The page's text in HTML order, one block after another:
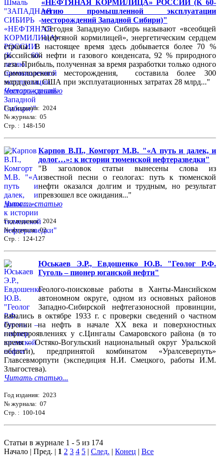
«НЕФТЯНАЯ КОРМИЛИЦА» РОССИИ (К 60-
летию промышленной эксплуатации
месторождений Западной Сибири)"
"Сегодня Западную Сибирь называют «всеобщей
«нефтяной кормилицей», энергетическим сердцем
страны. В настоящее время здесь добывается более 70 %
российской нефти и газового конденсата, 92 % природного
газа. Прибыль, полученная за время разработки только одного
Самотлорского месторождения, составила более 300
млрд долл. США при эксплуатационных затратах 28 млрд..."
Читать статью
Год издания: 2024
№ журнала: 05
Стр. : 148-150
Карпов В.П., Комгорт М.В. "«А путь и далек, и
долог…»: к истории тюменской нефтеразведки"
"В заголовок статьи вынесены слова из
известной песни о геологах: путь к тюменской
нефти оказался долгим и трудным, но результат
превзошел все ожидания..."
Читать статью
Год издания: 2024
№ журнала: 02
Стр. : 124-127
Юськаев Э.Р., Евдошенко Ю.В. "Геолог Р.Ф.
Гуголь – пионер юганской нефти"
Геолого-поисковые работы в Ханты-Мансийском
автономном округе, одном из основных районов
Западно-Сибирской нефтегазоносной провинции,
начались в октябре 1933 г. с проверки сведений о частном
бурении на нефть в начале ХХ века и поверхностных
нефтепроявлениях у с.Цингалы Самаровского района (в то
время – Остяко-Вогульский национальный округ Уральской
области), предпринятой комбинатом «Уралсеверпуть»
Главсевморпути (экспедиция Н.И. Смецкого, работы И.М.
Злыгостева).
Читать статью...
Год издания: 2023
№ журнала: 07
Стр. : 100-104
Статьи в журнале 1 - 5 из 174
Начало | Пред. | 1 2 3 4 5 | След. | Конец | Все